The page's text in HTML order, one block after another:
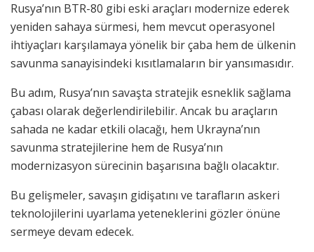
Rusya’nın BTR-80 gibi eski araçları modernize ederek
yeniden sahaya sürmesi, hem mevcut operasyonel
ihtiyaçları karşılamaya yönelik bir çaba hem de ülkenin
savunma sanayisindeki kısıtlamaların bir yansımasıdır.
Bu adım, Rusya’nın savaşta stratejik esneklik sağlama
çabası olarak değerlendirilebilir. Ancak bu araçların
sahada ne kadar etkili olacağı, hem Ukrayna’nın
savunma stratejilerine hem de Rusya’nın
modernizasyon sürecinin başarısına bağlı olacaktır.
Bu gelişmeler, savaşın gidişatını ve tarafların askeri
teknolojilerini uyarlama yeteneklerini gözler önüne
sermeye devam edecek.